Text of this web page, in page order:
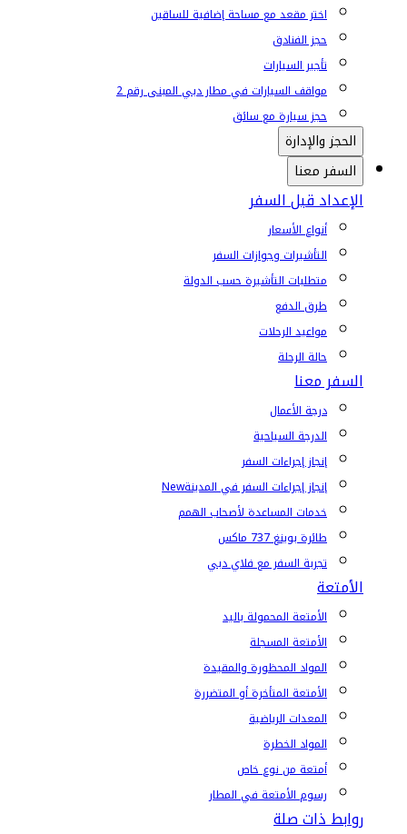
اختر مقعد مع مساحة إضافية للساقين
حجز الفنادق
تأجير السيارات
مواقف السيارات في مطار دبي المبنى رقم 2
حجز سيارة مع سائق
الحجز والإدارة
السفر معنا
الإعداد قبل السفر
أنواع الأسعار
التأشيرات وجوازات السفر
متطلبات التأشيرة حسب الدولة
طرق الدفع
مواعيد الرحلات
حالة الرحلة
السفر معنا
درجة الأعمال
الدرجة السياحية
إنجاز إجراءات السفر
إنجاز إجراءات السفر في المدينةNew
خدمات المساعدة لأصحاب الهمم
طائرة بوينغ 737 ماكس
تجربة السفر مع فلاي دبي
الأمتعة
الأمتعة المحمولة باليد
الأمتعة المسجلة
المواد المحظورة والمقيدة
الأمتعة المتأخرة أو المتضررة
المعدات الرياضية
المواد الخطرة
أمتعة من نوع خاص
رسوم الأمتعة في المطار
روابط ذات صلة